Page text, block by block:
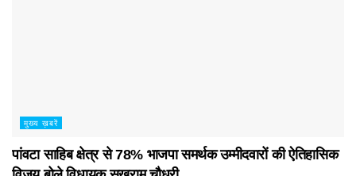
मुख्य ख़बरें
पांवटा साहिब क्षेत्र से 78% भाजपा समर्थक उम्मीदवारों की ऐतिहासिक